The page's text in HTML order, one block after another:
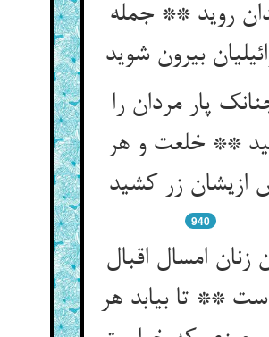
روید ** جمله
بیرون شوید
پار مردان را
** خلعت و هر
ازیشان زر کشید
940
زنان امسال اقبال
** تا بیابد هر